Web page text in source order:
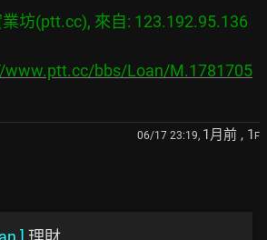
坊(ptt.cc), 來自: 123.192.95.136
www.ptt.cc/bbs/Loan/M.1781705
06/17 23:19, 1月前 , 1 F